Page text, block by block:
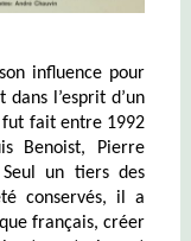
influence pour
l’esprit d’un
fait entre 1992
Benoist, Pierre
un tiers des
conservés, il a
français, créer